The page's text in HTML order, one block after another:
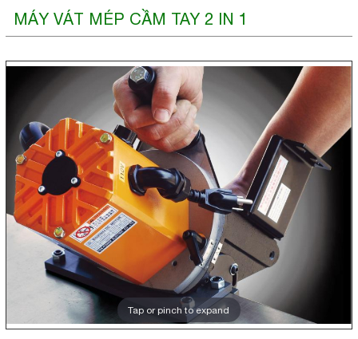
MÁY VÁT MÉP CẦM TAY 2 IN 1
Tap or pinch to expand